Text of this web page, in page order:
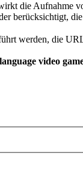
die Aufnahme
berücksichtigt,
werden, die
video